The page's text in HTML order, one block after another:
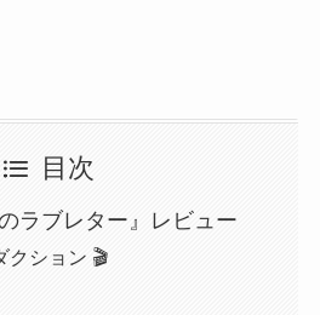
目次
ラブレター』レビュー
クション 🎬